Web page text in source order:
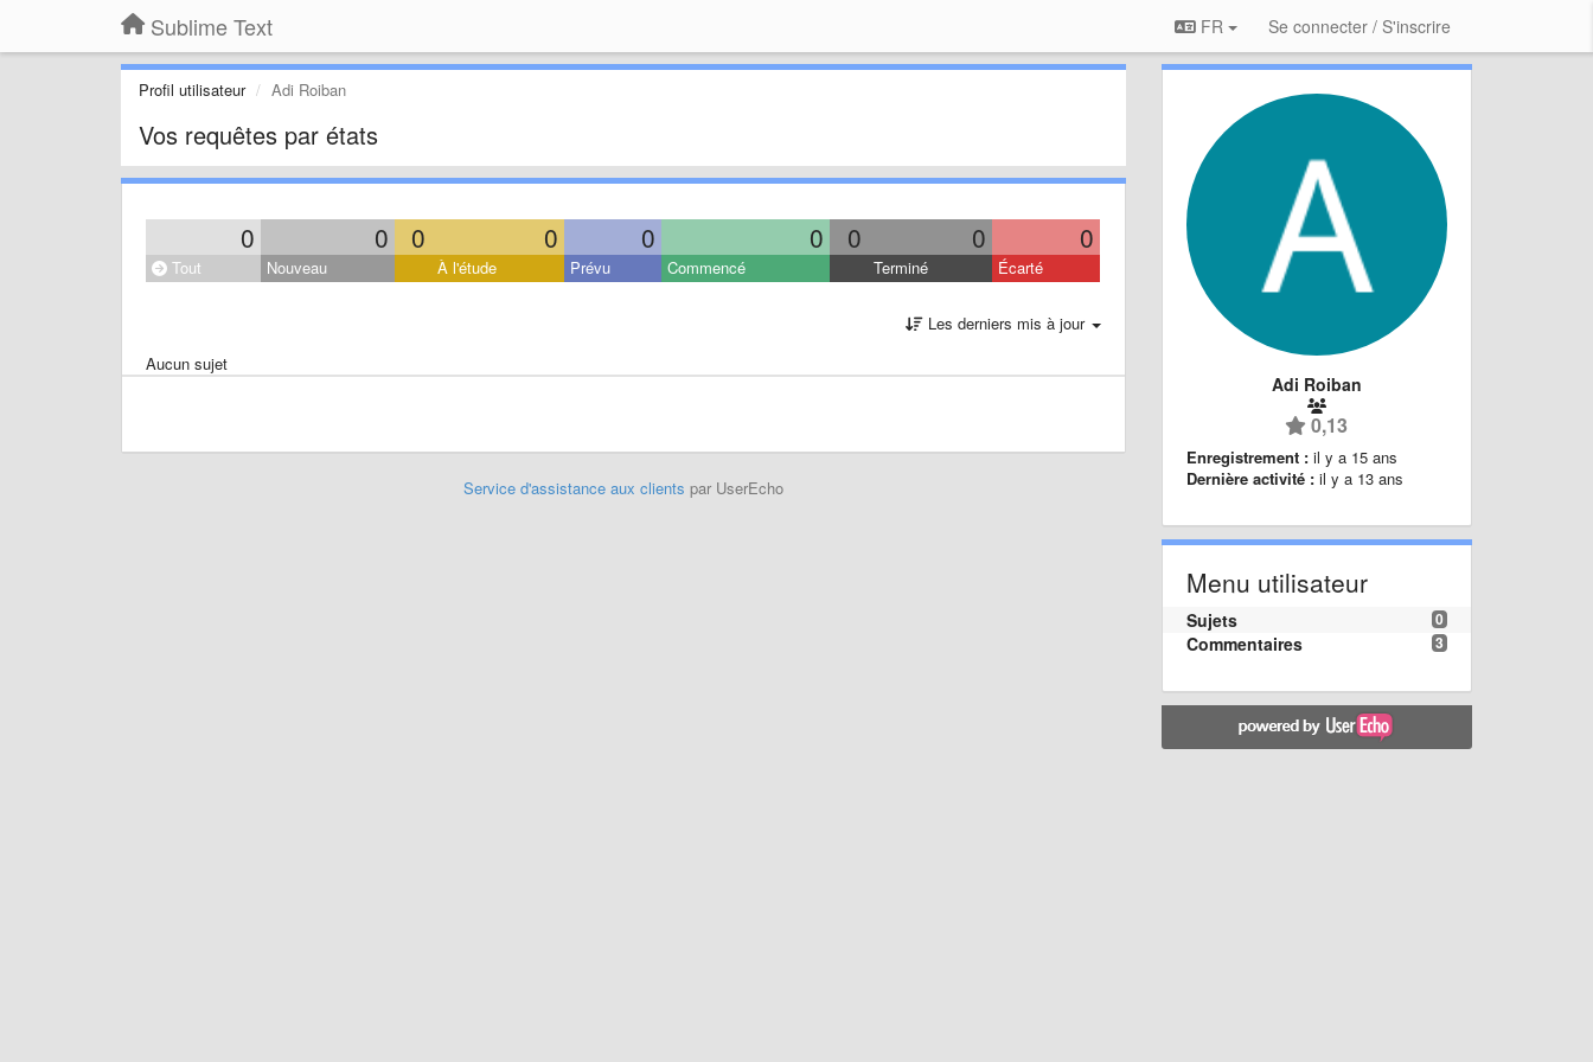
Sublime Text FR Se connecter / S'inscrire
Profil utilisateur Adi Roiban
Vos requêtes par états
0 0 0 0 0 0 0 0 0
Tout Nouveau À l'étude Prévu Commencé Terminé Écarté
Les derniers mis à jour
Aucun sujet
Service d'assistance aux clients par UserEcho
Adi Roiban
0,13
Enregistrement : il y a 15 ans
Dernière activité : il y a 13 ans
Menu utilisateur
0
Sujets
3
Commentaires